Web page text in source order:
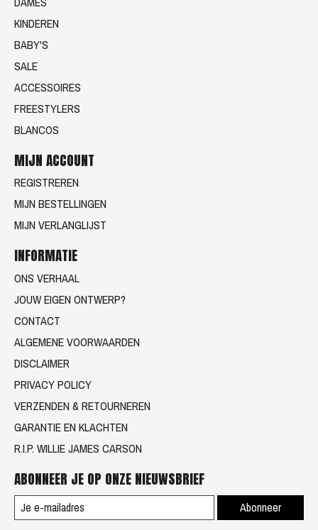
KINDEREN
BABY'S
SALE
ACCESSOIRES
FREESTYLERS
BLANCOS
MIJN ACCOUNT
REGISTREREN
MIJN BESTELLINGEN
MIJN VERLANGLIJST
INFORMATIE
ONS VERHAAL
JOUW EIGEN ONTWERP?
CONTACT
ALGEMENE VOORWAARDEN
DISCLAIMER
PRIVACY POLICY
VERZENDEN & RETOURNEREN
GARANTIE EN KLACHTEN
R.I.P. WILLIE JAMES CARSON
ABONNEER JE OP ONZE NIEUWSBRIEF
Abonneer